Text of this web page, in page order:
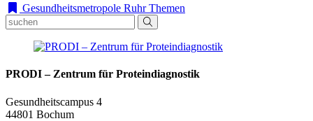
Gesundheitsmetropole Ruhr Themen
PRODI – Zentrum für Proteindiagnostik
Gesundheitscampus 4
44801 Bochum